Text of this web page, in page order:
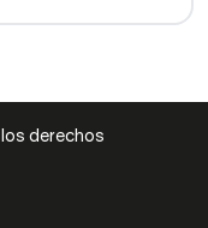
derechos